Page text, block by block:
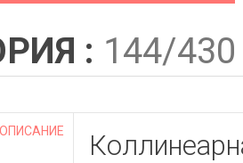
: 144/
ОПИСАНИЕ